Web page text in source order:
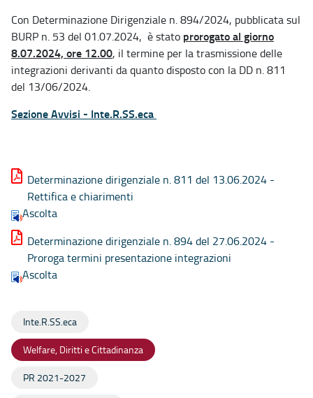
Con Determinazione Dirigenziale n. 894/2024, pubblicata sul
BURP n. 53 del 01.07.2024, è stato prorogato al giorno
8.07.2024, ore 12.00, il termine per la trasmissione delle
integrazioni derivanti da quanto disposto con la DD n. 811
del 13/06/2024.
Sezione Avvisi - Inte.R.SS.eca
Determinazione dirigenziale n. 811 del 13.06.2024 -
Rettifica e chiarimenti
Ascolta
Determinazione dirigenziale n. 894 del 27.06.2024 -
Proroga termini presentazione integrazioni
Ascolta
Inte.R.SS.eca
Welfare, Diritti e Cittadinanza
PR 2021-2027